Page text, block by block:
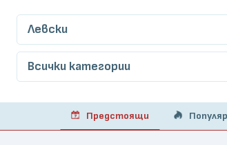
Левски
Всички категории
Предстоящи